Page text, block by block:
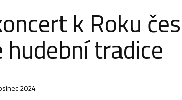
k Roku
hudební tradice
2024